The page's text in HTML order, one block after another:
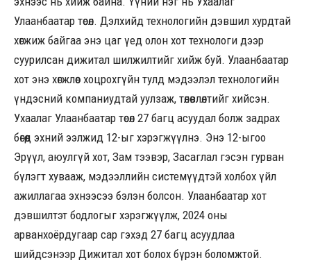
Улаанбаатар төсөл. Дэлхийд технологийн дэвшил хурдтай
хөгжиж байгаа энэ цаг үед олон хот технологи дээр
суурилсан дижитал шилжилтийг хийж буй. Улаанбаатар
хот энэ хөгжлөөс хоцрохгүйн тулд мэдээлэл технологийн
үндэсний компаниудтай уулзаж, төлөвлөлтийг хийсэн.
Ухаалаг Улаанбаатар төсөл 27 багц асуудал болж задрах
бөгөөд эхний ээлжид 12-ыг хэрэгжүүлнэ. Энэ 12-ыгоо
Эрүүл, аюулгүй хот, Зам тээвэр, Засаглал гэсэн гурван
бүлэгт хувааж, мэдээллийн системүүдтэй холбох үйл
ажиллагаа эхнээсээ бэлэн болсон. Улаанбаатар хот
дэвшилтэт бодлогыг хэрэгжүүлж, 2024 оны
арванхоёрдугаар сар гэхэд 27 багц асуудлаа
шийдсэнээр Дижитал хот болох бүрэн боломжтой.